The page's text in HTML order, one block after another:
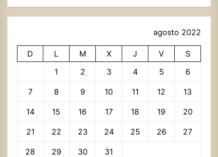
agosto 2022
D L M X J V
S
1
2 3 4 5 6
7 8 9 10 11 12 13
14 15 16 17 18 19 20
21 22 23 24 25 26 27
28 29 30
31